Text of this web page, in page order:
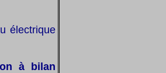
électrique
à bilan